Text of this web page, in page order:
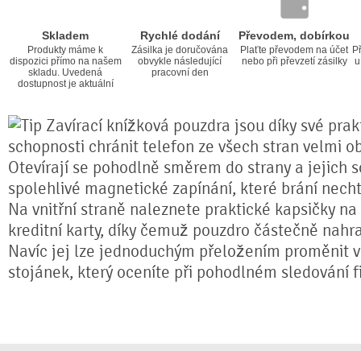
Skladem
Produkty máme k
dispozici přímo na našem
skladu. Uvedená
dostupnost je aktuální
Rychlé dodání
Zásilka je doručována
obvykle následující
pracovní den
Převodem, dobírkou
Plaťte převodem na účet
nebo při převzetí zásilky
Zavírací knížková pouzdra jsou díky své
schopnosti chránit telefon ze všech stran velmi
Otevírají se pohodlně směrem do strany a jejich
spolehlivé magnetické zapínání, které brání
Na vnitřní straně naleznete praktické kapsičky na
kreditní karty, díky čemuž pouzdro částečně
Navíc jej lze jednoduchým přeložením proměnit
stojánek, který oceníte při pohodlném sledování